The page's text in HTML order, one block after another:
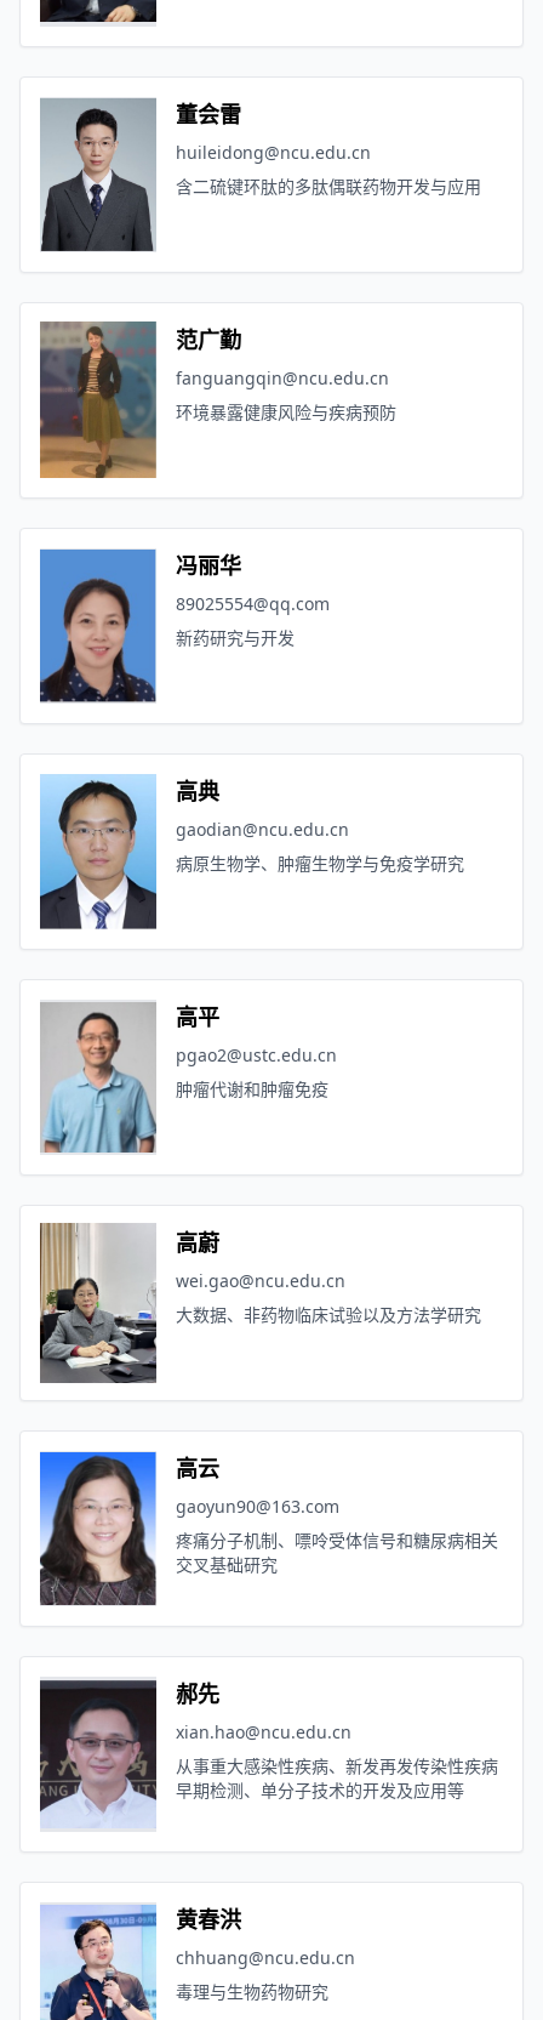
董会雷
huileidong@ncu.edu.cn
含二硫键环肽的多肽偶联药物开发与应用
范广勤
fanguangqin@ncu.edu.cn
环境暴露健康风险与疾病预防
冯丽华
89025554@qq.com
新药研究与开发
高典
gaodian@ncu.edu.cn
病原生物学、肿瘤生物学与免疫学研究
高平
pgao2@ustc.edu.cn
肿瘤代谢和肿瘤免疫
高蔚
wei.gao@ncu.edu.cn
大数据、非药物临床试验以及方法学研究
高云
gaoyun90@163.com
疼痛分子机制、嘌呤受体信号和糖尿病相关
交叉基础研究
郝先
xian.hao@ncu.edu.cn
从事重大感染性疾病、新发再发传染性疾病
早期检测、单分子技术的开发及应用等
黄春洪
chhuang@ncu.edu.cn
毒理与生物药物研究